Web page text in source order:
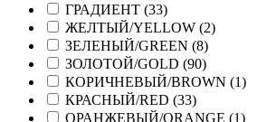
ГРАДИЕНТ (33)
ЖЕЛТЫЙ/YELLOW (2)
ЗЕЛЕНЫЙ/GREEN (8)
ЗОЛОТОЙ/GOLD (90)
КОРИЧНЕВЫЙ/BROWN (1)
КРАСНЫЙ/RED (33)
ОРАНЖЕВЫЙ/ORANGE (1)